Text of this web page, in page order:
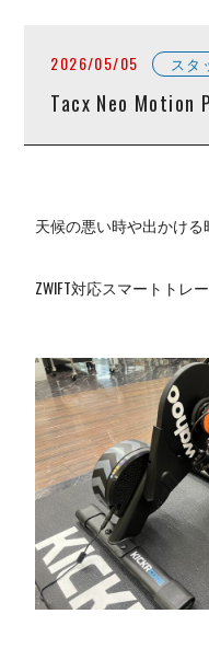
2026/05/05 スタ
Tacx Neo
天候の悪い時や出かけ
ZWIFT対応スマートトレ